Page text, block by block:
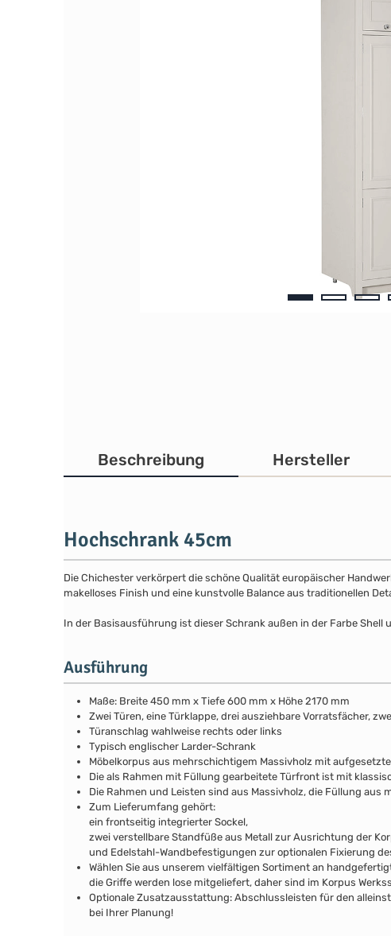
Beschreibung Hersteller
Hochschrank 45cm
Die Chichester verkörpert die schöne Qualität europäischer
makelloses Finish und eine kunstvolle Balance aus traditionellen
In der Basisausführung ist dieser Schrank außen in der Farbe Shell
Ausführung
Maße: Breite 450 mm x Tiefe 600 mm x Höhe 2170 mm
Zwei Türen, eine Türklappe, drei ausziehbare Vorratsfächer,
Türanschlag wahlweise rechts oder links
Typisch englischer Larder-Schrank
Möbelkorpus aus mehrschichtigem Massivholz mit
Die als Rahmen mit Füllung gearbeitete Türfront ist mit
Die Rahmen und Leisten sind aus Massivholz, die Füllung
Zum Lieferumfang gehört:
ein frontseitig integrierter Sockel,
zwei verstellbare Standfüße aus Metall zur Ausrichtung der
und Edelstahl-Wandbefestigungen zur optionalen Fixierung
Wählen Sie aus unserem vielfältigen Sortiment an
die Griffe werden lose mitgeliefert, daher sind im Korpus
Optionale Zusatzausstattung: Abschlussleisten für den
bei Ihrer Planung!